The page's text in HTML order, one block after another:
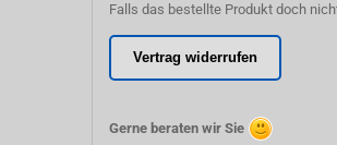
Falls das bestellte Produkt doch
Vertrag widerrufen
Gerne beraten wir Sie